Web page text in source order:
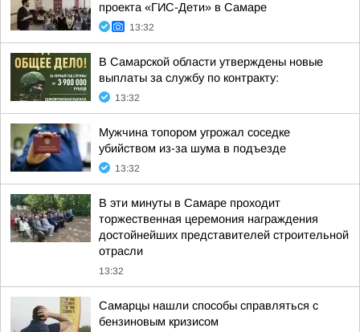
проекта «ГИС-Дети» в Самаре
13:32
В Самарской области утверждены новые
выплаты за службу по контракту:
13:32
Мужчина топором угрожал соседке
убийством из-за шума в подъезде
13:32
В эти минуты в Самаре проходит
торжественная церемония награждения
достойнейших представителей строительной
отрасли
13:32
Самарцы нашли способы справляться с
бензиновым кризисом